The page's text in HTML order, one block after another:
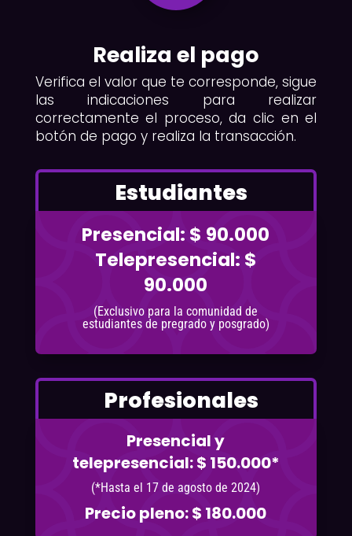
Realiza el pago
Verifica el valor que te corresponde, sigue
las indicaciones para realizar
correctamente el proceso, da clic en el
botón de pago y realiza la transacción.
Estudiantes
Presencial: $ 90.000
Telepresencial: $
90.000
(Exclusivo para la comunidad de
estudiantes de pregrado y posgrado)
Profesionales
Presencial y
telepresencial: $ 150.000*
(*Hasta el 17 de agosto de 2024)
Precio pleno: $ 180.000